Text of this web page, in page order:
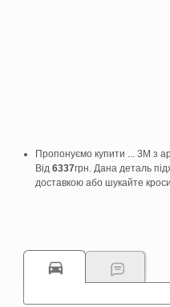
Пропонуємо купити ... 3M з
Від 6337грн. Дана деталь
доставкою або шукайте